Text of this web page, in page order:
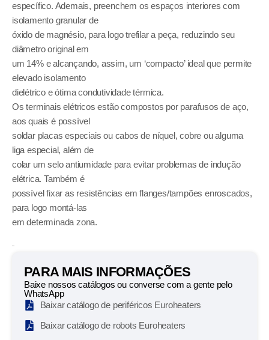
específico. Ademais, preenchem os espaços interiores com
isolamento granular de
óxido de magnésio, para logo trefilar a peça, reduzindo seu
diâmetro original em
um 14% e alcançando, assim, um ‘compacto’ ideal que permite
elevado isolamento
dielétrico e ótima condutividade térmica.
Os terminais elétricos estão compostos por parafusos de aço,
aos quais é possível
soldar placas especiais ou cabos de níquel, cobre ou alguma
liga especial, além de
colar um selo antiumidade para evitar problemas de indução
elétrica. Também é
possível fixar as resistências em flanges/tampões enroscados,
para logo montá-las
em determinada zona.
PARA MAIS INFORMAÇÕES
Baixe nossos catálogos ou converse com a gente pelo
WhatsApp
Baixar catálogo de periféricos Euroheaters
Baixar catálogo de robots Euroheaters